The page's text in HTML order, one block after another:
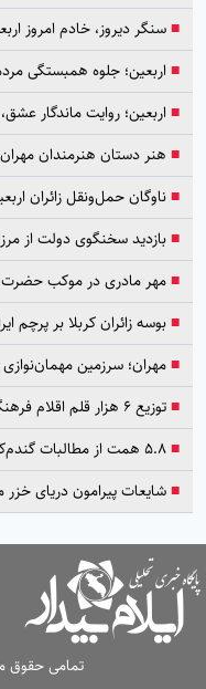
■سنگر دیروز، خادم امروز
■ اربعین؛ جلوه همبستگی
■ اربعین؛ روایت ماندگار
■ هنر دستان هنرمندان مهران
■ناوگان حمل‌ونقل زائران
■بازدید سخنگوی دولت از
■مهر مادری در موکب
■بوسه زائران کربلا بر پرچم
■مهران؛ سرزمین
■توزیع ۶ هزار قلم اقلام فرهنگی میان زائران در مهران
■۵.۸ همت از مطالبات گندم‌کاران ایلام پرداخت شد
■شایعات پیرامون دریای خزر
تمامی حقوق